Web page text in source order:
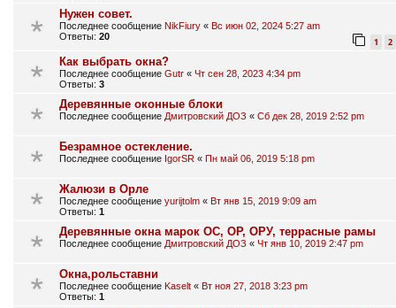
Нужен совет.
Последнее сообщение NikFiury « Вс июн 02, 2024 5:27 am
Ответы: 20 1 2
Как выбрать окна?
Последнее сообщение Gutr « Чт сен 28, 2023 4:34 pm
Ответы: 3
Деревянные оконные блоки
Последнее сообщение Дмитровский ДОЗ « Сб дек 28, 2019 2:52 pm
Безрамное остекление.
Последнее сообщение IgorSR « Пн май 06, 2019 5:18 pm
Жалюзи в Орле
Последнее сообщение yurijtolm « Вт янв 15, 2019 9:09 am
Ответы: 1
Деревянные окна марок ОС, ОР, ОРУ, террасные рамы
Последнее сообщение Дмитровский ДОЗ « Чт янв 10, 2019 2:47 pm
Окна,рольставни
Последнее сообщение Kaselt « Вт ноя 27, 2018 3:23 pm
Ответы: 1